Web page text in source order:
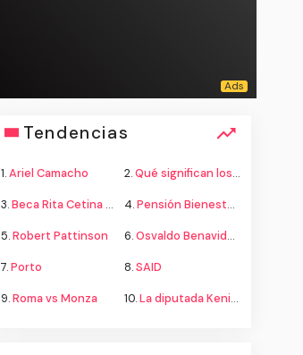
Tendencias
1.Ariel Camacho 2.Qué significan los colores de la bandera
3.Beca Rita Cetina secundaria 4.Pensión Bienestar adultos mayores
5.Robert Pattinson 6.Osvaldo Benavides
7.Porto 8.SAID
9.Roma vs Monza 10.La diputada Kenia López propone cambiar el nombre del país a México